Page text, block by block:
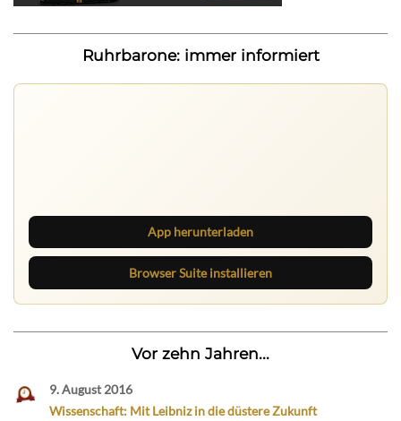
Ruhrbarone: immer informiert
App herunterladen
Browser Suite installieren
Vor zehn Jahren...
9. August 2016
Wissenschaft: Mit Leibniz in die düstere Zukunft